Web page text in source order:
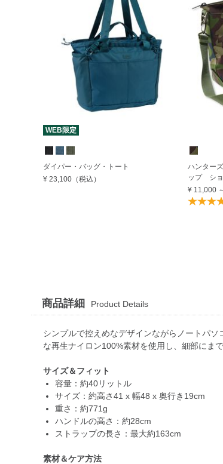
WEB限定
ダイパー・バッグ・トート
¥ 23,100 （税込）
ハンター
ップ シ
¥ 11,000
商品詳細 Product Details
シンプルで控えめなデザインながらノートパ
な再生ナイロン100%素材を使用し、細部にま
サイズ＆フィット
容量：約40リットル
サイズ：約高さ41 x 幅48 x 奥行き19cm
重さ：約771g
ハンドルの高さ：約28cm
ストラップの長さ：最大約163cm
素材＆ケア方法